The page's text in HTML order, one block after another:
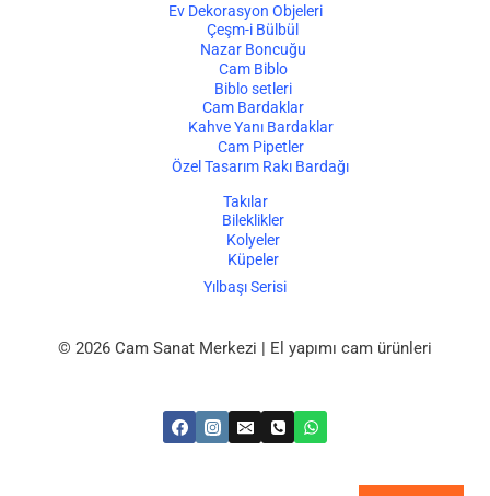
Ev Dekorasyon Objeleri
Çeşm-i Bülbül
Nazar Boncuğu
Cam Biblo
Biblo setleri
Cam Bardaklar
Kahve Yanı Bardaklar
Cam Pipetler
Özel Tasarım Rakı Bardağı
Takılar
Bileklikler
Kolyeler
Küpeler
Yılbaşı Serisi
© 2026 Cam Sanat Merkezi | El yapımı cam ürünleri